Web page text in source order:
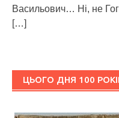
Васильович… Ні, не
[…]
ЦЬОГО ДНЯ 100